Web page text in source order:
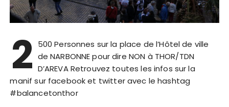
2 500 Personnes sur la place de l’Hôtel de ville
de NARBONNE pour dire NON à THOR/TDN
D’AREVA Retrouvez toutes les infos sur la
manif sur facebook et twitter avec le hashtag
#balancetonthor